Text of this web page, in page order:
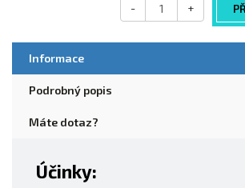
- +
Informace
Podrobný popis
Máte dotaz?
Účinky: